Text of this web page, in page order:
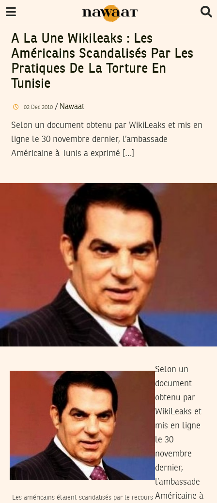
A La Une Wikileaks : Les
Américains Scandalisés Par Les
Pratiques De La Torture En
Tunisie
02 Dec 2010/ Nawaat
Selon un document obtenu par WikiLeaks et mis en
ligne le 30 novembre dernier, l’ambassade
Américaine à Tunis a exprimé […]
Les américains étaient scandalisés par le recours
Selon un
document
obtenu par
WikiLeaks et
mis en ligne
le 30
novembre
dernier,
l’ambassade
Américaine à